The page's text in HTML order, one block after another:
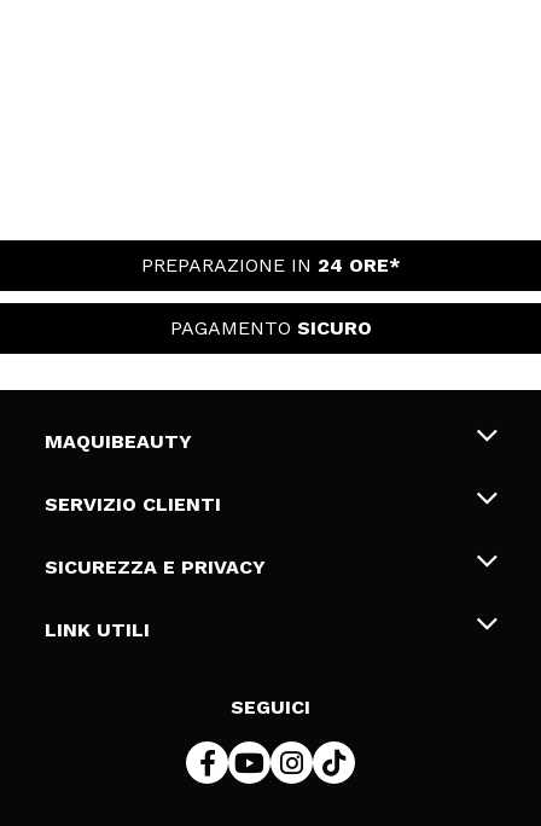
PREPARAZIONE IN 24 ORE*
PAGAMENTO SICURO
MAQUIBEAUTY
Chi siamo
Gift Cards
SERVIZIO CLIENTI
Spedizioni & Resi
Metodi di pagamamento
SICUREZZA E PRIVACY
Termini e condizioni
LINK UTILI
SEGUICI